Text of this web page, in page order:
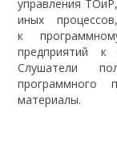
управления
иных
к
предприятий к
Слушатели
программного
материалы.